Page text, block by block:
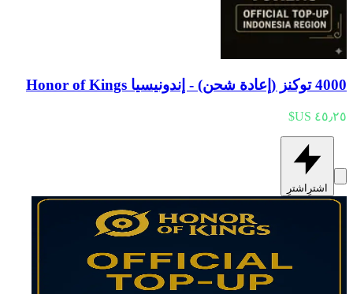
4000 توكنز (إعادة شحن) - إندونيسيا Honor of Kings
اشترِ اشترِ